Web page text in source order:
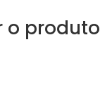
o produto